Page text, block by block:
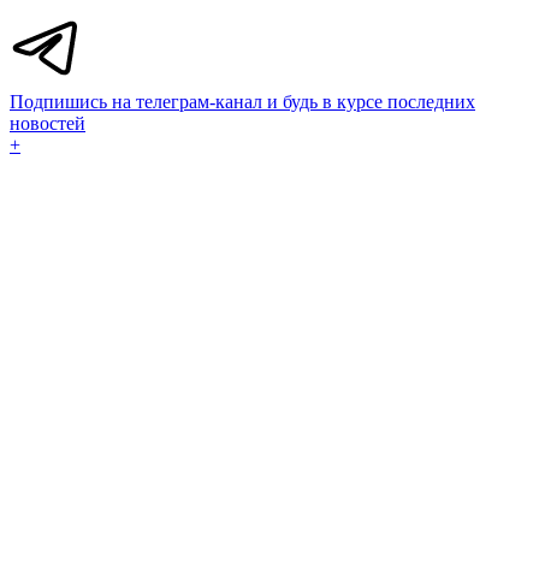
Подпишись на телеграм-канал и будь в курсе последних
новостей
+